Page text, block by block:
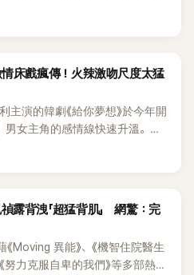
韓網，也讓不少粉絲湧入社群平
情床戲瘋傳！火辣激吻尺度太猛
演的韓劇《給你夢想》於今年開
女主角的感情線快速升溫。最
戲，更接連出現床戲橋段，讓
露背洩「超猛背肌」 網驚：完
Moving 異能》、《機智住院醫生
努力克服自卑的我們》等多部熱門